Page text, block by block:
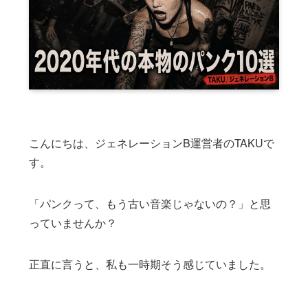
こんにちは、ジェネレーションB運営者のTAKUで
す。
「パンクって、もう古い音楽じゃないの？」と思
っていませんか？
正直に言うと、私も一時期そう感じていました。